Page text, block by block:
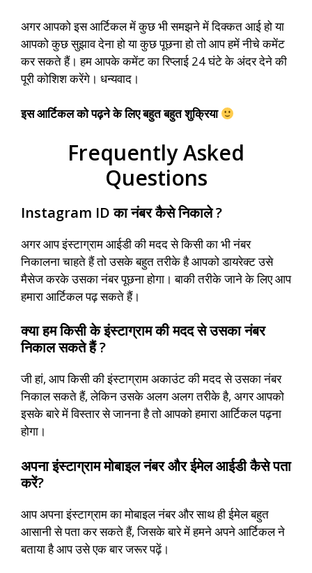
अगर आपको इस आर्टिकल में कुछ भी समझने में दिक्कत आई हो या
आपको कुछ सुझाव देना हो या कुछ पूछना हो तो आप हमें नीचे कमेंट
कर सकते हैं। हम आपके कमेंट का रिप्लाई 24 घंटे के अंदर देने की
पूरी कोशिश करेंगे। धन्यवाद।
इस आर्टिकल को पढ़ने के लिए बहुत बहुत शुक्रिया
Frequently Asked
Questions
Instagram ID का नंबर कैसे निकाले ?
अगर आप इंस्टाग्राम आईडी की मदद से किसी का भी नंबर
निकालना चाहते हैं तो उसके बहुत तरीके है आपको डायरेक्ट उसे
मैसेज करके उसका नंबर पूछना होगा। बाकी तरीके जाने के लिए आप
हमारा आर्टिकल पढ़ सकते हैं।
क्या हम किसी के इंस्टाग्राम की मदद से उसका नंबर
निकाल सकते हैं ?
जी हां, आप किसी की इंस्टाग्राम अकाउंट की मदद से उसका नंबर
निकाल सकते हैं, लेकिन उसके अलग अलग तरीके है, अगर आपको
इसके बारे में विस्तार से जानना है तो आपको हमारा आर्टिकल पढ़ना
होगा।
अपना इंस्टाग्राम मोबाइल नंबर और ईमेल आईडी कैसे पता
करें?
आप अपना इंस्टाग्राम का मोबाइल नंबर और साथ ही ईमेल बहुत
आसानी से पता कर सकते हैं, जिसके बारे में हमने अपने आर्टिकल ने
बताया है आप उसे एक बार जरूर पढ़ें।